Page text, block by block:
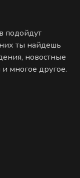
подойдут
ты найдешь
новостные
многое другое.